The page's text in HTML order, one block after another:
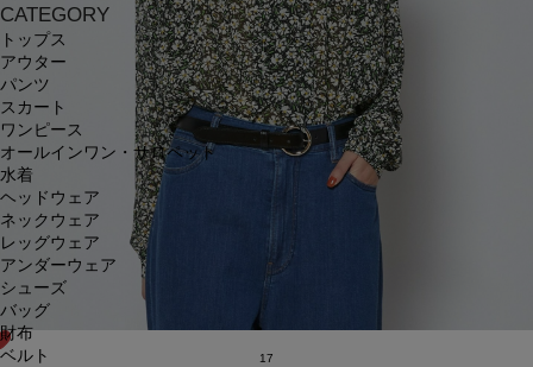
CATEGORY
トップス
アウター
パンツ
スカート
ワンピース
オールインワン・サロペット
水着
ヘッドウェア
ネックウェア
レッグウェア
アンダーウェア
シューズ
バッグ
財布
ベルト
17